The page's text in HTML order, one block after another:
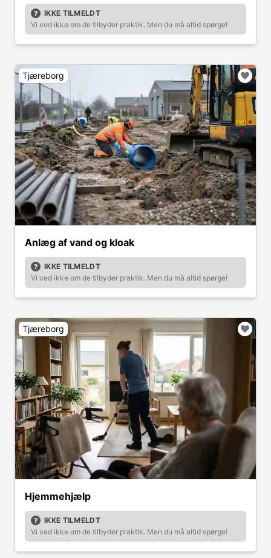
IKKE TILMELDT
Vi ved ikke om de tilbyder praktik. Men du må altid spørge!
Tjæreborg
Anlæg af vand og kloak
IKKE TILMELDT
Vi ved ikke om de tilbyder praktik. Men du må altid spørge!
Tjæreborg
Hjemmehjælp
IKKE TILMELDT
Vi ved ikke om de tilbyder praktik. Men du må altid spørge!